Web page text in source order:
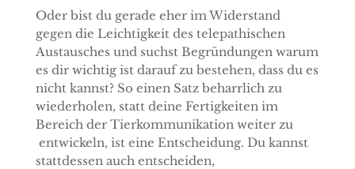
Oder bist du gerade eher im Widerstand
gegen die Leichtigkeit des telepathischen
Austausches und suchst Begründungen warum
es dir wichtig ist darauf zu bestehen, dass du es
nicht kannst? So einen Satz beharrlich zu
wiederholen, statt deine Fertigkeiten im
Bereich der Tierkommunikation weiter zu
entwickeln, ist eine Entscheidung. Du kannst
stattdessen auch entscheiden,